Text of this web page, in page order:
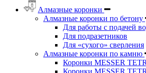
Алмазные коронки
Алмазные коронки по бетону
Для работы с подачей
Для подразетников
Для «сухого» сверления
Алмазные коронки по камню
Коронки MESSER
Коронки MESSER